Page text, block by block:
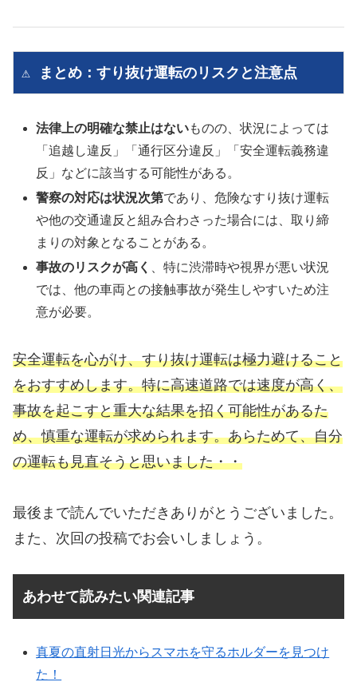
⚠️ まとめ：すり抜け運転のリスクと注意点
法律上の明確な禁止はないものの、​状況によっては
「追越し違反」「通行区分違反」「安全運転義務違
反」などに該当する可能性がある。
警察の対応は状況次第であり、​危険なすり抜け運転
や他の交通違反と組み合わさった場合には、取り締
まりの対象となることがある。
事故のリスクが高く
、​特に渋滞時や視界が悪い状況
では、他の車両との接触事故が発生しやすいため注
意が必要。​
安全運転を心がけ、すり抜け運転は極力避けること
をおすすめします。​特に高速道路では速度が高く、
事故を起こすと重大な結果を招く可能性があるた
め、慎重な運転が求められます。あらためて、自分
の運転も見直そうと思いました・・
最後まで読んでいただきありがとうございました。
また、次回の投稿でお会いしましょう。
あわせて読みたい関連記事
真夏の直射日光からスマホを守るホルダーを見つけ
た！